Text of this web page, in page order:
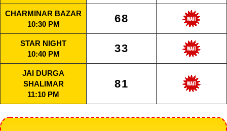
CHARMINAR BAZAR
10:30 PM
68
STAR NIGHT
10:40 PM
33
JAI DURGA
SHALIMAR
11:10 PM
81